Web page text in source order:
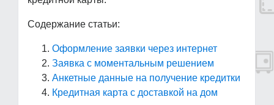
Содержание статьи:
Оформление заявки через интернет
Заявка с моментальным решением
Анкетные данные на получение кредитки
Кредитная карта с доставкой на дом